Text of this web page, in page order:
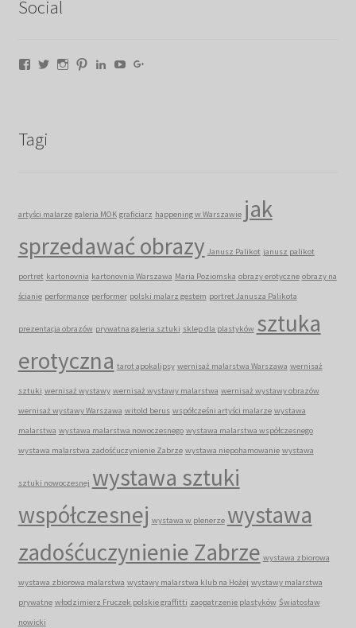
Social
Facebook
TwitterInstagram
PinterestLinkedIn
YouTube
Tagi
artyści malarze galeria MOK graficiarz happening w Warszawie jak
sprzedawać obrazy Janusz Palikot janusz palikot
portret kartonovnia kartonovnia Warszawa Maria Poziomska obrazy erotyczne obrazy na
ścianie performance performer polski malarz gestem portret Janusza Palikota
prezentacja obrazów prywatna galeria sztuki sklep dla plastyków sztuka
erotyczna tarot apokalipsy wernisaż malarstwa Warszawa wernisaż
sztuki wernisaż wystawy wernisaż wystawy malarstwa wernisaż wystawy obrazów
wernisaż wystawy Warszawa witold berus współcześni artyści malarze wystawa
malarstwa wystawa malarstwa nowoczesnego wystawa malarstwa współczesnego
wystawa malarstwa zadośćuczynienie Zabrze wystawa niepohamowanie wystawa
sztuki nowoczesnej wystawa sztuki
współczesnej wystawa w plenerze wystawa
zadośćuczynienie Zabrze wystawa zbiorowa
wystawa zbiorowa malarstwa wystawy malarstwa klub na Hożej wystawy malarstwa
prywatne włodzimierz Fruczek polskie graffitti zaopatrzenie plastyków Światosław
nowicki